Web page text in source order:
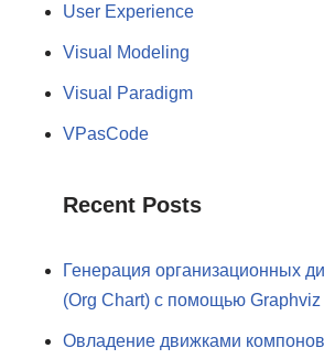
User Experience
Visual Modeling
Visual Paradigm
VPasCode
Recent Posts
Генерация организационных
(Org Chart) с помощью Graphviz
Овладение движками